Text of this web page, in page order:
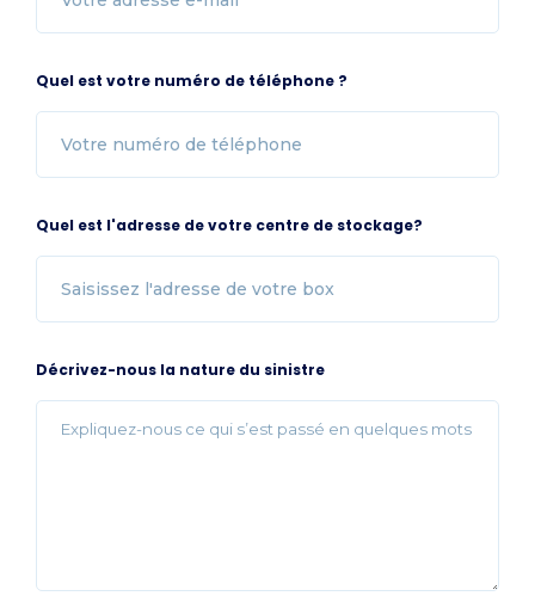
Quel est votre numéro de téléphone ?
Quel est l'adresse de votre centre de stockage?
Décrivez-nous la nature du sinistre